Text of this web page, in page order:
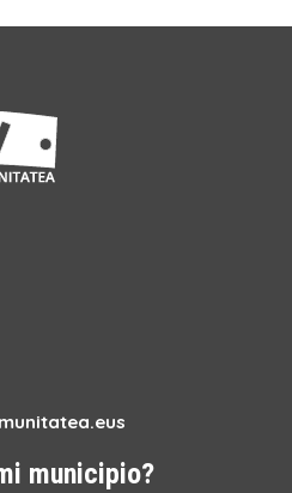
municipio?